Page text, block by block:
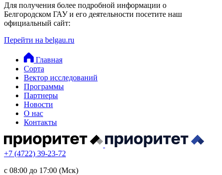
Для получения более подробной информации о
Белгородском ГАУ и его деятельности посетите наш
официальный сайт:
Перейти на belgau.ru
Главная
Сорта
Вектор исследований
Программы
Партнеры
Новости
О нас
Контакты
+7 (4722) 39-23-72
с 08:00 до 17:00 (Мск)